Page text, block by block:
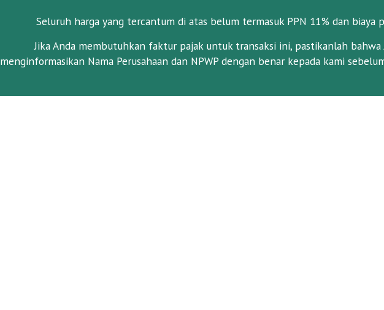
Seluruh harga yang tercantum di atas belum termasuk PPN 11% dan biaya
Jika Anda membutuhkan faktur pajak untuk transaksi ini, pastikanlah
menginformasikan Nama Perusahaan dan NPWP dengan benar kepada kami